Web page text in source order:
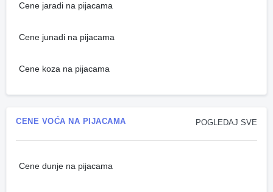
Cene jaradi na pijacama
Cene junadi na pijacama
Cene koza na pijacama
POGLEDAJ SVE
CENE VOĆA NA PIJACAMA
Cene dunje na pijacama